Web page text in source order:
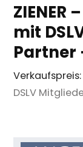
ZIENER
mit
Partner
DSLV